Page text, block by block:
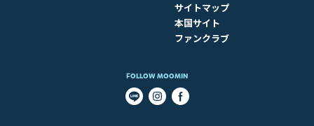
サイトマップ
本国サイト
ファンクラブ
FOLLOW MOOMIN